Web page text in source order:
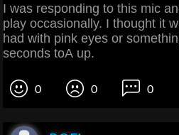
I was responding to this mic
play occasionally. I thought it
had with pink eyes or
seconds toА up.
0 0 0